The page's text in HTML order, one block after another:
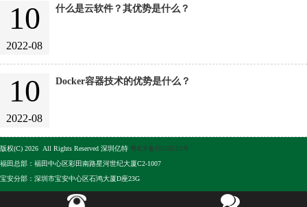
10
2022-08
什么是云软件？其优势是什么？
10
2022-08
Docker容器技术的优势是什么？
版权(C) 2026 All Rights Reserved 深圳亿特 粤ICP备10105513号
福田总部：福田中心区彩田南路星河世纪大厦C2-1007
宝安分部：深圳市宝安中心区石鸿大厦D座23G